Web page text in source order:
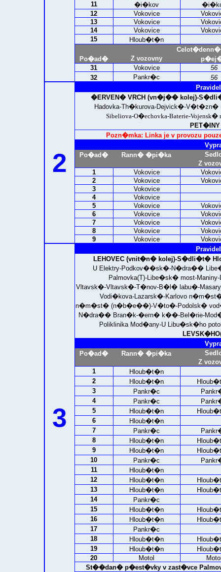
11
�i�kov
12
Vokovice
13
Vokovice
14
Vokovice
15
Hloub�t�n
Po�ad�
Z vozovny
31
Vokovice
56
32
Pankr�c 56
2
�ERVEN� VRCH (vn�j�� kolej)-
Hadovka-Th�kurova-Dejvick�-
Sibeliova-O�echovka-Baterie-
Pozn�mka: Linka je v provozu
Po�ad�
Rann� �pi�ka
Z
1
Vokovice
2
Vokovice
3
Vokovice
4
Vokovice
5
Vokovice
6
Vokovice
7
Vokovice
8
Vokovice
9
Vokovice
3
LEHOVEC (vnit�n� kolej)-S�dli�t�
U Elektry-Podkov��sk�-N�dra��
Palmovka(T)-Libe�sk� most-
Vltavsk�-Vltavsk�-T�nov-B�l� labu�-
Vodi�kova-Lazarsk�-Karlovo
n�m�st� (n�b�e��)-V�to�-Podolsk�
N�dra�� Bran�k-�ern� k��-Bel�rie-
Poliklinika Mod�any-U Libu�sk�ho
Po�ad�
Rann� �pi�ka
Z
1
Hloub�t�n
2
Hloub�t�n
3
Pankr�c
4
Pankr�c
5
Hloub�t�n
6
Hloub�t�n
7
Pankr�c
8
Hloub�t�n
9
Hloub�t�n
10
Pankr�c
11
Hloub�t�n
12
Hloub�t�n
13
Hloub�t�n
14
Pankr�c
15
Hloub�t�n
16
Hloub�t�n
17
Pankr�c
18
Hloub�t�n
19
Hloub�t�n
20
Motol
St��dan� p�est�vky v zast�vce